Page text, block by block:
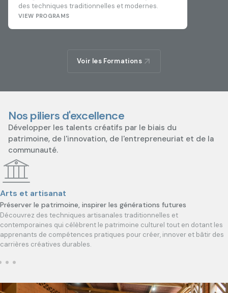
des techniques traditionnelles et modernes.
VIEW PROGRAMS
Voir les Formations
Nos piliers d'excellence
Développer les talents créatifs par le biais du
patrimoine, de l'innovation, de l'entrepreneuriat et de la
communauté.
Arts et artisanat
Préserver le patrimoine, inspirer les générations futures
Découvrez des techniques artisanales traditionnelles et
contemporaines qui célèbrent le patrimoine culturel tout en dotant les
apprenants de compétences pratiques pour créer, innover et bâtir des
carrières créatives durables.